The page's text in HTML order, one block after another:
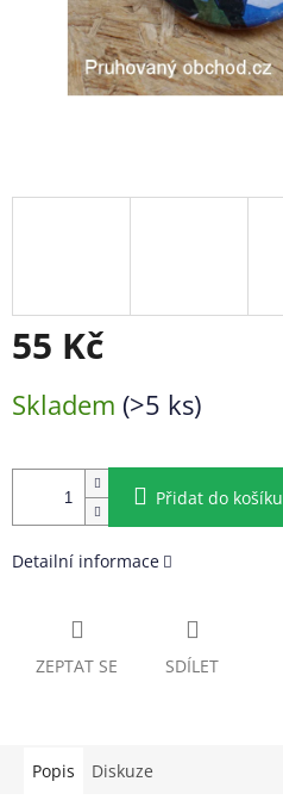
55 Kč
cena:
Skladem (>5 ks)
Přidat do košíku
Detailní informace
ZEPTAT SE SDÍLET
Popis Diskuze